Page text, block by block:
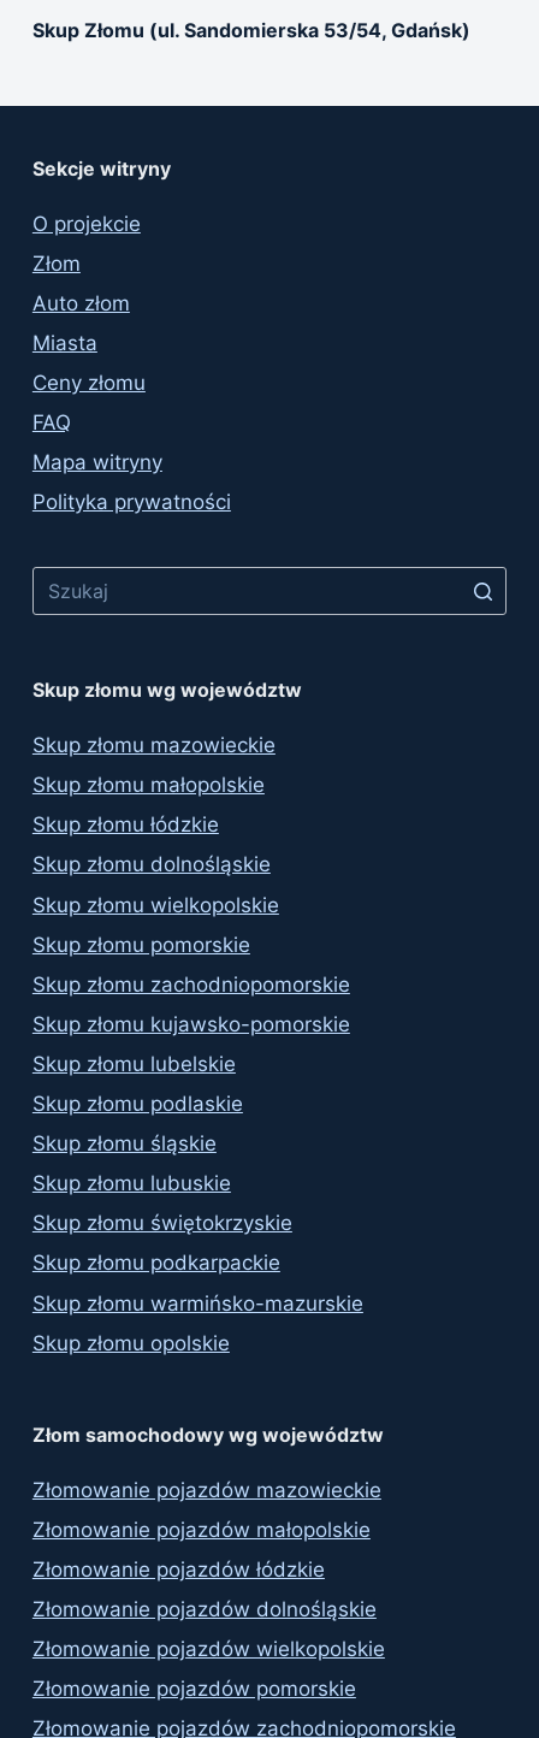
Skup Złomu (ul. Sandomierska 53/54, Gdańsk)
Sekcje witryny
O projekcie
Złom
Auto złom
Miasta
Ceny złomu
FAQ
Mapa witryny
Polityka prywatności
Skup złomu wg województw
Skup złomu mazowieckie
Skup złomu małopolskie
Skup złomu łódzkie
Skup złomu dolnośląskie
Skup złomu wielkopolskie
Skup złomu pomorskie
Skup złomu zachodniopomorskie
Skup złomu kujawsko-pomorskie
Skup złomu lubelskie
Skup złomu podlaskie
Skup złomu śląskie
Skup złomu lubuskie
Skup złomu świętokrzyskie
Skup złomu podkarpackie
Skup złomu warmińsko-mazurskie
Skup złomu opolskie
Złom samochodowy wg województw
Złomowanie pojazdów mazowieckie
Złomowanie pojazdów małopolskie
Złomowanie pojazdów łódzkie
Złomowanie pojazdów dolnośląskie
Złomowanie pojazdów wielkopolskie
Złomowanie pojazdów pomorskie
Złomowanie pojazdów zachodniopomorskie